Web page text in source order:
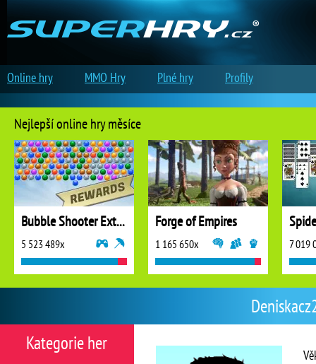
Kategorie her
Nejlepší online hry měsíce
Bubble Shooter Extreme
5 523 489x
Forge of Empires
1 165 650x 7 019
Online hry MMO Hry Plné hry Profily